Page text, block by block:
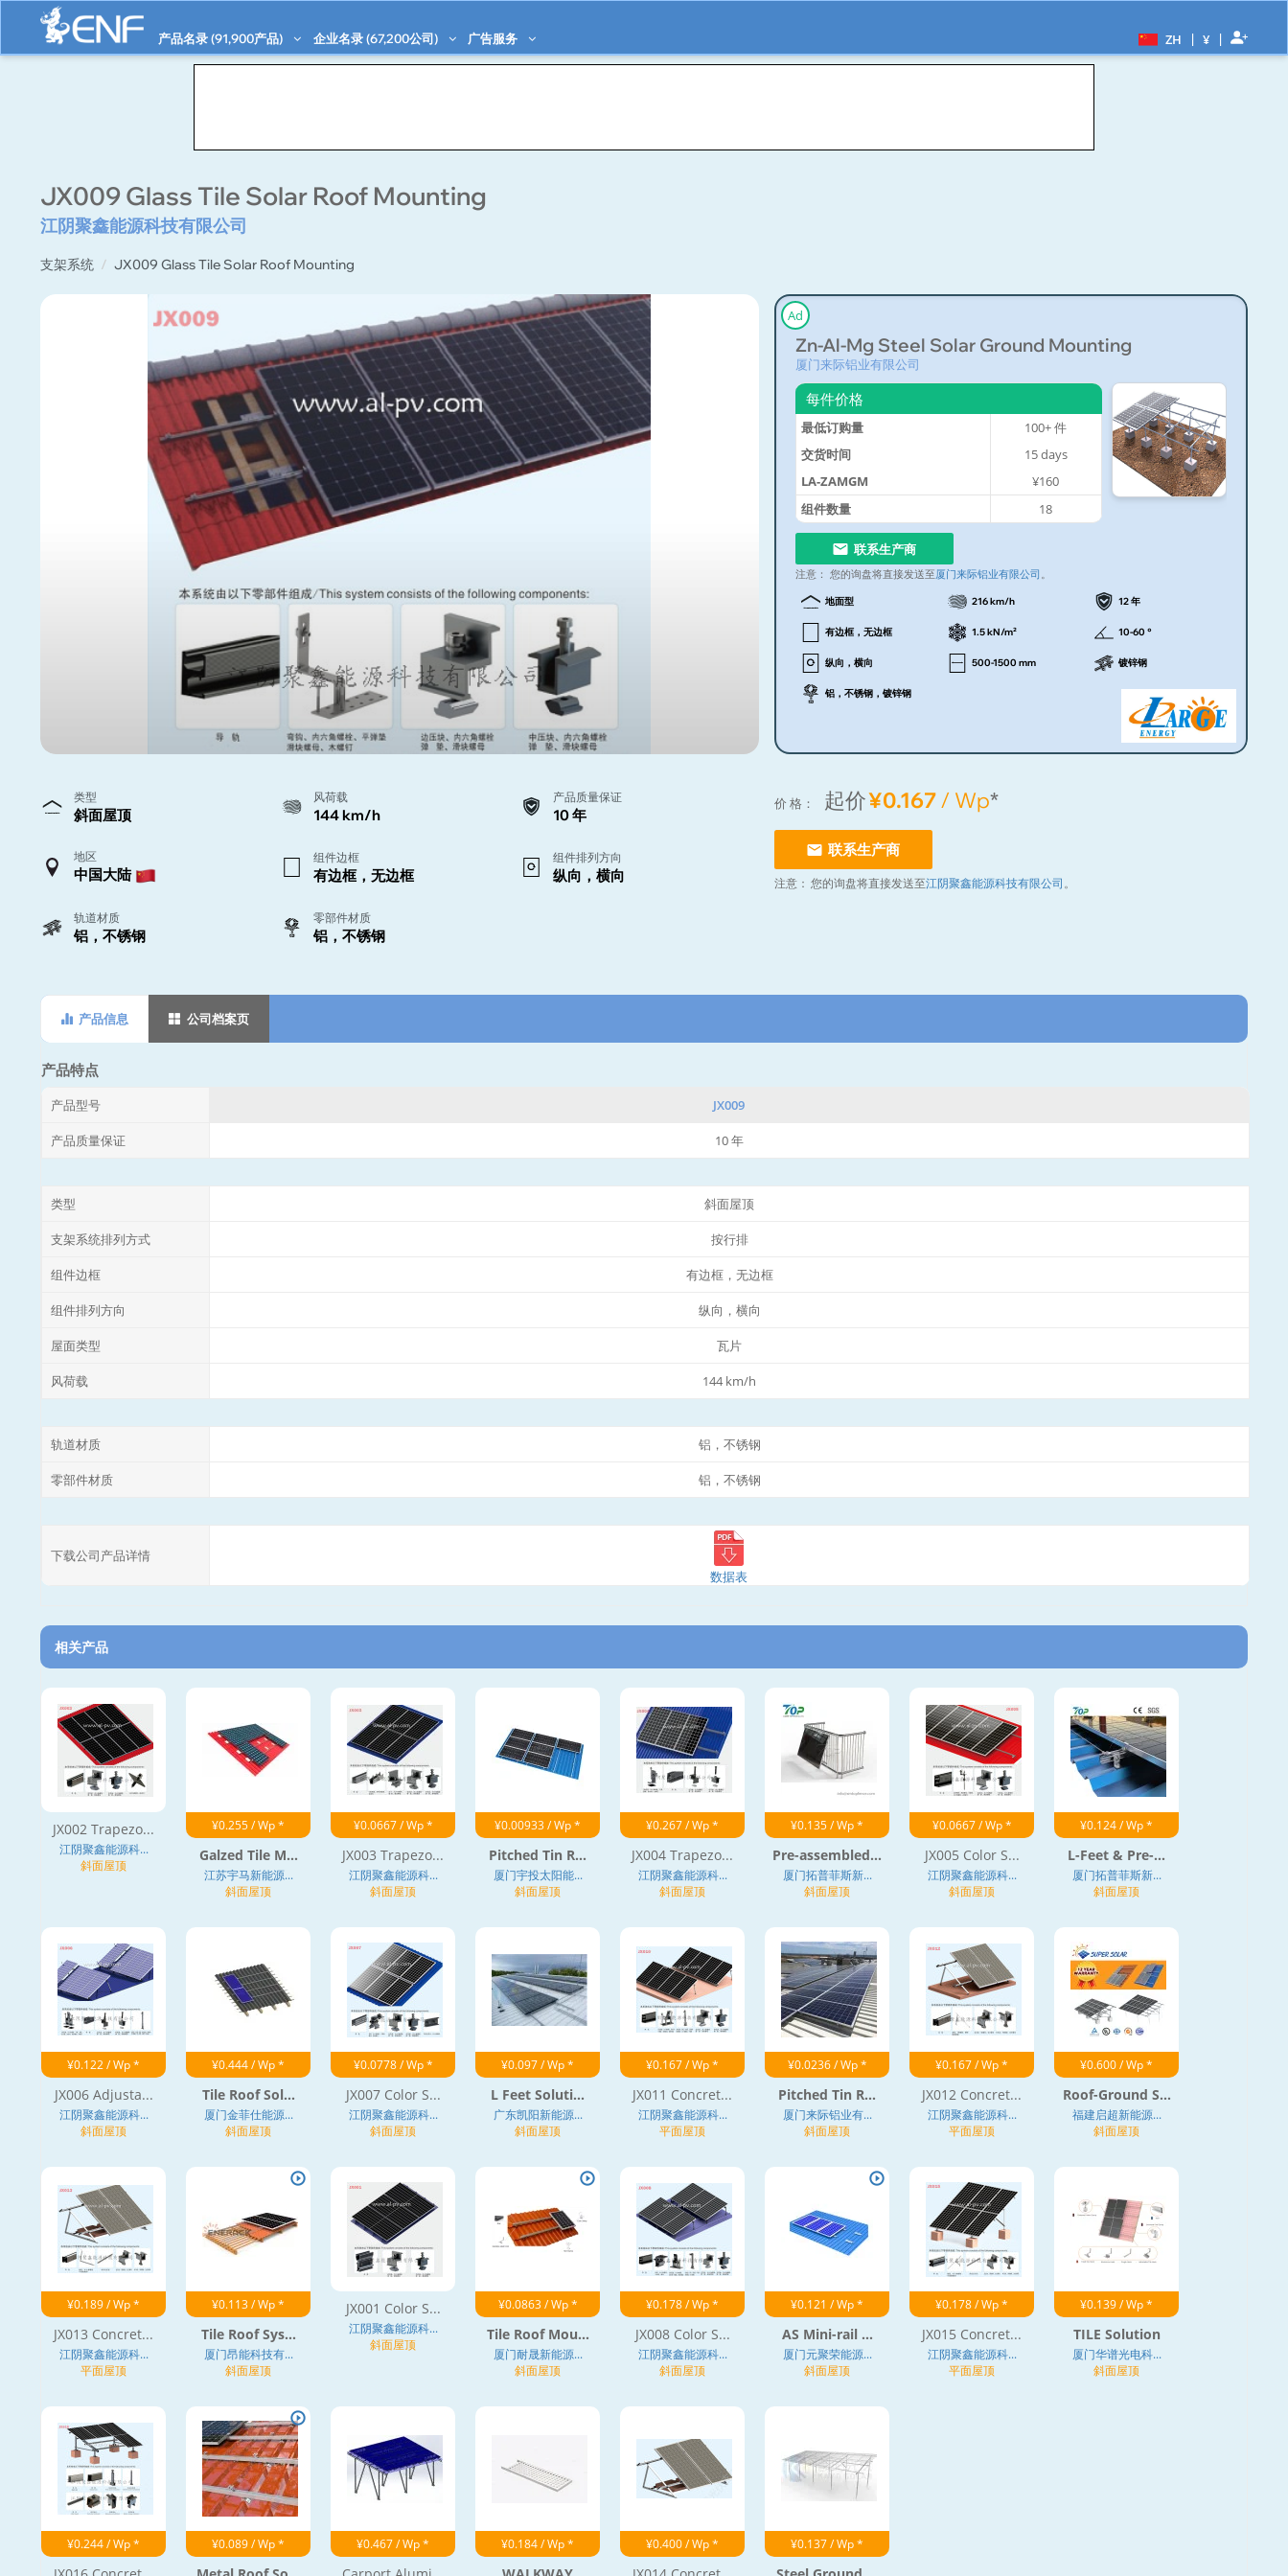
产品名录 (91,900产品) 企业名录 (67,200公司) 广告服务 ZH | ¥ |
JX009 Glass Tile Solar Roof Mounting
江阴聚鑫能源科技有限公司
支架系统 JX009 Glass Tile Solar Roof Mounting
Ad
Zn-Al-Mg Steel Solar Ground Mounting
厦门来际铝业有限公司
每件价格
最低订购量 100+件
交货时间
15days
LA-ZAMGM
¥160
组件数量
18
联系生产商
注意： 您的询盘将直接发送至厦门来际铝业有限公司 。
地面型 216 km/h 12 年
有边框，无边框 1.5 kN/m² 10-60 °
纵向，横向 500-1500 mm 镀锌钢
铝，不锈钢，镀锌钢
类型
斜面屋顶
风荷载
144 km/h
产品质量保证
10 年
地区
中国大陆
组件边框
有边框，无边框
组件排列方向
纵向，横向
轨道材质
铝，不锈钢
零部件材质
铝，不锈钢
价 格： 起价¥0.167/ Wp*
联系生产商
注意： 您的询盘将直接发送至江阴聚鑫能源科技有限公司 。
产品信息 公司档案页
产品特点
产品型号 JX009
产品质量保证 10 年
类型 斜面屋顶
支架系统排列方式 按行排
组件边框 有边框，无边框
组件排列方向 纵向，横向
屋面类型 瓦片
风荷载 144 km/h
轨道材质 铝，不锈钢
零部件材质 铝，不锈钢
下载公司产品详情
数据表
相关产品
JX002 Trapezo...
江阴聚鑫能源科...
斜面屋顶
¥0.255 / Wp *
Galzed Tile M...
江苏宇马新能源...
斜面屋顶
¥0.0667 / Wp *
JX003 Trapezo...
江阴聚鑫能源科...
斜面屋顶
¥0.00933 / Wp *
Pitched Tin R...
厦门宇投太阳能...
斜面屋顶
¥0.267 / Wp *
JX004 Trapezo...
江阴聚鑫能源科...
斜面屋顶
¥0.135 / Wp *
Pre-assembled...
厦门拓普菲斯新...
斜面屋顶
¥0.0667 / Wp *
JX005 Color S...
江阴聚鑫能源科...
斜面屋顶
¥0.124 / Wp *
L-Feet & Pre-...
厦门拓普菲斯新...
斜面屋顶
¥0.122 / Wp *
JX006 Adjusta...
江阴聚鑫能源科...
斜面屋顶
¥0.444 / Wp *
Tile Roof Sol...
厦门金菲仕能源...
斜面屋顶
¥0.0778 / Wp *
JX007 Color S...
江阴聚鑫能源科...
斜面屋顶
¥0.097 / Wp *
L Feet Soluti...
广东凯阳新能源...
斜面屋顶
¥0.167 / Wp *
JX011 Concret...
江阴聚鑫能源科...
平面屋顶
¥0.0236 / Wp *
Pitched Tin R...
厦门来际铝业有...
斜面屋顶
¥0.167 / Wp *
JX012 Concret...
江阴聚鑫能源科...
平面屋顶
¥0.600 / Wp *
Roof-Ground S...
福建启超新能源...
斜面屋顶
¥0.189 / Wp *
JX013 Concret...
江阴聚鑫能源科...
平面屋顶
¥0.113 / Wp *
Tile Roof Sys...
厦门昂能科技有...
斜面屋顶
JX001 Color S...
江阴聚鑫能源科...
斜面屋顶
¥0.0863 / Wp *
Tile Roof Mou...
厦门耐晟新能源...
斜面屋顶
¥0.178 / Wp *
JX008 Color S...
江阴聚鑫能源科...
斜面屋顶
¥0.121 / Wp *
AS Mini-rail ...
厦门元聚荣能源...
斜面屋顶
¥0.178 / Wp *
JX015 Concret...
江阴聚鑫能源科...
平面屋顶
¥0.139 / Wp *
TILE Solution
厦门华谱光电科...
斜面屋顶
¥0.244 / Wp * ¥0.089 / Wp * ¥0.467 / Wp * ¥0.184 / Wp * ¥0.400 / Wp * ¥0.137 / Wp *